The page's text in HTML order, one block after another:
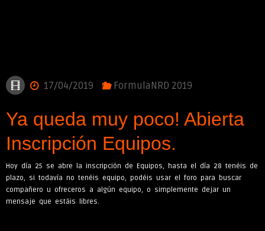
17/04/2019 FormulaNRD 2019
Ya queda muy poco! Abierta
Inscripción Equipos.
Hoy día 25 se abre la inscripción de Equipos, hasta el día 28 tenéis de
plazo, si todavía no tenéis equipo, podéis usar el foro para buscar
compañero u ofreceros a algún equipo, o simplemente dejar un
mensaje que estáis libres.